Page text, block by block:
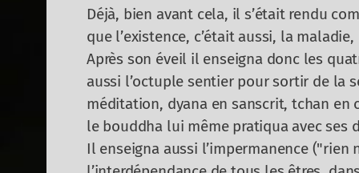
Déjà, bien avant cela, il s’était rendu
que l’existence, c’était aussi, la
Après son éveil il enseigna donc les
aussi l’octuple sentier pour sortir de la
méditation, dyana en sanscrit, tchan
le bouddha lui même pratiqua avec ses
Il enseigna aussi l’impermanence